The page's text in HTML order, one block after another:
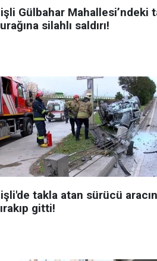
Gülbahar Mahallesi’ndeki
silahlı saldırı!
takla atan sürücü
gitti!